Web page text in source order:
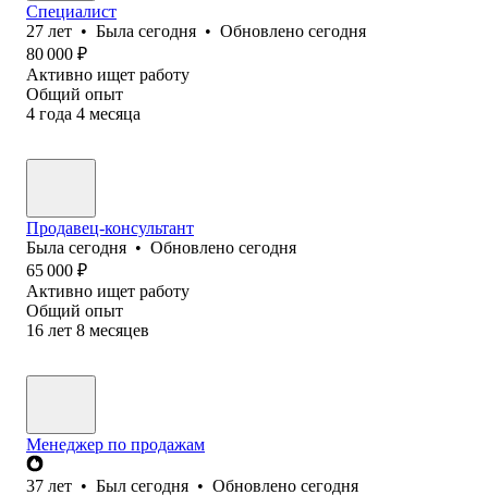
Специалист
27 лет • Была сегодня • Обновлено сегодня
80 000 ₽
Активно ищет работу
Общий опыт
4 года 4 месяца
Продавец-консультант
Была сегодня • Обновлено сегодня
65 000 ₽
Активно ищет работу
Общий опыт
16 лет 8 месяцев
Менеджер по продажам
37 лет • Был сегодня • Обновлено сегодня